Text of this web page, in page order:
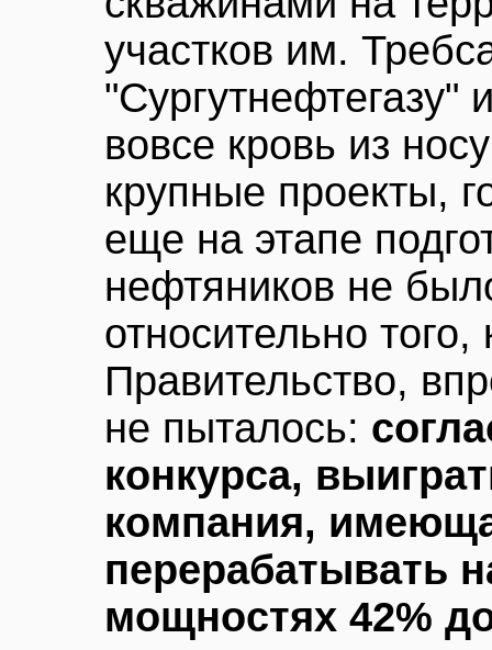
участков им.
"Сургутнефтегазу"
вовсе кровь из
крупные проекты,
еще на этапе
нефтяников не
относительно того,
Правительство,
не пыталось:
конкурса,
компания,
перерабатывать
мощностях 42%